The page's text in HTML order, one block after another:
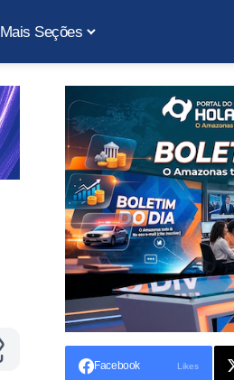
Mais Seções
Facebook Likes